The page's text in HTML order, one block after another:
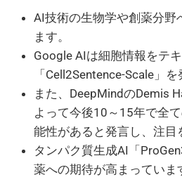
AI技術の生物学や創薬分野
ます。
Google AIは細胞情報をテ
「Cell2Sentence-Scale」を
また、DeepMindのDemis
よって今後10～15年で全
能性があると発言し、注目
タンパク質生成AI「
薬への期待が高まっていま